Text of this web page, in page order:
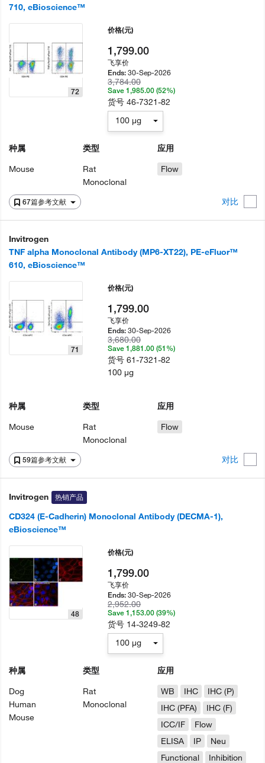
710, eBioscience™
67篇参考文献 对比
72
种属
Mouse
类型
Rat
Monoclonal
应用
Flow
价格(元)
1,799.00
飞享价
Ends:30-Sep-2026
3,784.00
Save 1,985.00 (52%)
货号46-7321-82
100 µg
Invitrogen
TNF alpha Monoclonal Antibody (MP6-XT22), PE-eFluor™
610, eBioscience™
59篇参考文献 对比
71
种属
Mouse
类型
Rat
Monoclonal
应用
Flow
价格(元)
1,799.00
飞享价
Ends:30-Sep-2026
3,680.00
Save 1,881.00 (51%)
货号61-7321-82
100 µg
Invitrogen 热销产品
CD324 (E-Cadherin) Monoclonal Antibody (DECMA-1),
eBioscience™
48
种属
Dog
Human
Mouse
类型
Rat
Monoclonal
应用
WB
IHC
IHC (P)
IHC (PFA)
IHC (F)
ICC/IF
Flow
ELISA
IP
Neu
Functional
Inhibition
价格(元)
1,799.00
飞享价
Ends:30-Sep-2026
2,952.00
Save 1,153.00 (39%)
货号 14-3249-82
100 µg